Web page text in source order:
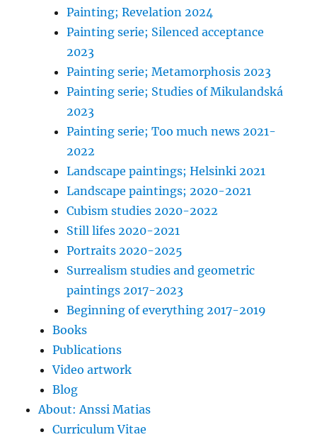
Painting; Revelation 2024
Painting serie; Silenced acceptance
2023
Painting serie; Metamorphosis 2023
Painting serie; Studies of Mikulandská
2023
Painting serie; Too much news 2021-
2022
Landscape paintings; Helsinki 2021
Landscape paintings; 2020-2021
Cubism studies 2020-2022
Still lifes 2020-2021
Portraits 2020-2025
Surrealism studies and geometric
paintings 2017-2023
Beginning of everything 2017-2019
Books
Publications
Video artwork
Blog
About: Anssi Matias
Curriculum Vitae